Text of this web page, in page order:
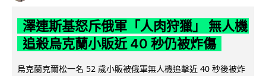
澤連斯基怒斥俄軍「人肉狩獵」 無人機
追殺烏克蘭小販近 40 秒仍被炸傷
烏克蘭克爾松一名 52 歲小販被俄軍無人機追擊近 40 秒後被炸